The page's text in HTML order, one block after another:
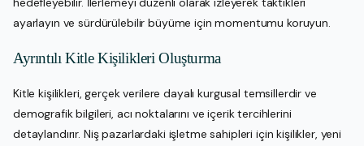
ayarlayın ve sürdürülebilir büyüme için momentumu koruyun.
Ayrıntılı Kitle Kişilikleri Oluşturma
Kitle kişilikleri, gerçek verilere dayalı kurgusal temsillerdir ve
demografik bilgileri, acı noktalarını ve içerik tercihlerini
detaylandırır. Niş pazarlardaki işletme sahipleri için kişilikler, yeni